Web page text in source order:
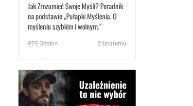
Jak Zrozumieć Swoje Myśli? Poradnik
na podstawie „Pułapki Myślenia. O
myśleniu szybkim i wolnym.”
979 Odsłon 2 latatemu